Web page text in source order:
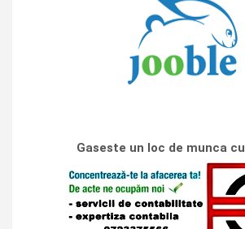
Gaseste un loc de munca cu